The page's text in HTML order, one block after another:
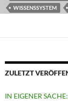
WISSENSSYSTEM
ZULETZT
IN EIGENER